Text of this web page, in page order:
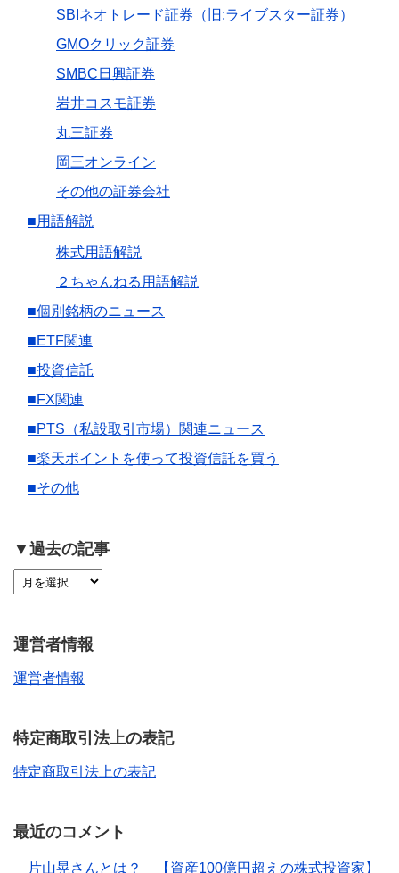
SBIネオトレード証券（旧:ライブスター証券）
GMOクリック証券
SMBC日興証券
岩井コスモ証券
丸三証券
岡三オンライン
その他の証券会社
■用語解説
株式用語解説
２ちゃんねる用語解説
■個別銘柄のニュース
■ETF関連
■投資信託
■FX関連
■PTS（私設取引市場）関連ニュース
■楽天ポイントを使って投資信託を買う
■その他
▼過去の記事
運営者情報
運営者情報
特定商取引法上の表記
特定商取引法上の表記
最近のコメント
片山晃さんとは？ 【資産100億円超えの株式投資家】